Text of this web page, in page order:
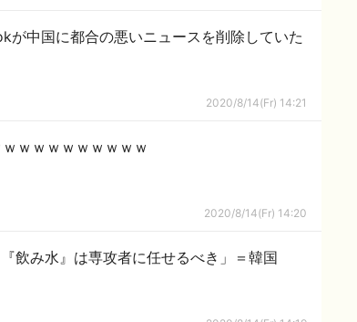
が中国に都合の悪いニュースを削除していた
2020/8/14(Fr) 14:21
ｗｗｗｗｗｗｗｗｗ
2020/8/14(Fr) 14:20
飲み水』は専攻者に任せるべき」＝韓国